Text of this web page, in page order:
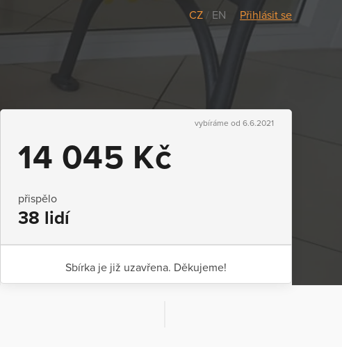
CZ / EN Přihlásit se
vybíráme od 6.6.2021
14 045 Kč
přispělo
38 lidí
Sbírka je již uzavřena. Děkujeme!